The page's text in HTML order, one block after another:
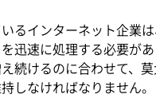
るインターネット企業
迅速に処理する必要が
続けるのに合わせて、
しなければなりません。